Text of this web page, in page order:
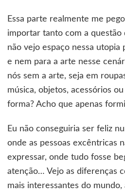
Essa parte realmente me
importar tanto com a questão
não vejo espaço nessa utopia
e nem para a arte nesse
nós sem a arte, seja em
música, objetos, acessórios
forma? Acho que apenas
Eu não conseguiria ser feliz
onde as pessoas excêntricas
expressar, onde tudo fosse
atenção… Vejo as diferenças
mais interessantes do